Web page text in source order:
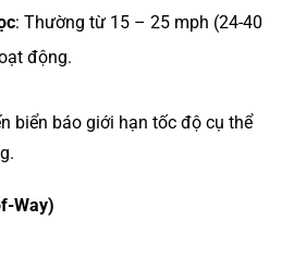
: Thường từ 15 – 25 mph (24-40
động.
biển báo giới hạn tốc độ cụ thể
Way)